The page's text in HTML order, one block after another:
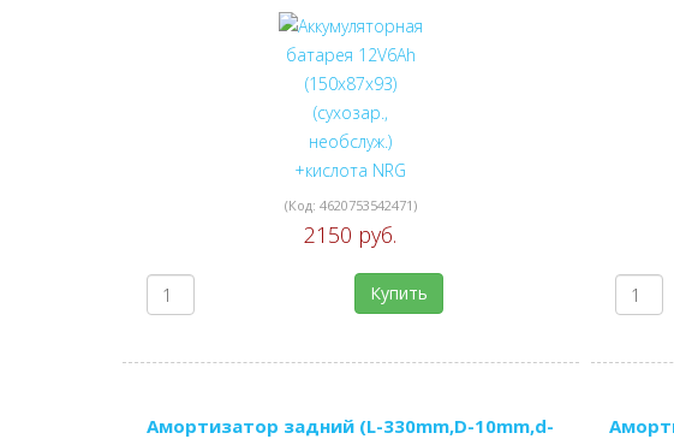
(Код: 4620753542471)
2150 руб.
Купить
Амортизатор задний (L-330mm,D-10mm,d-